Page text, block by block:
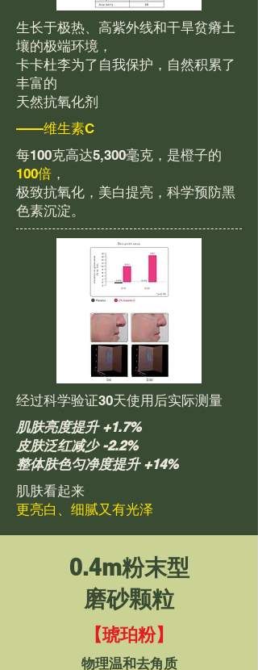
生长于极热、高紫外线和干旱贫瘠土
壤的极端环境，
卡卡杜李为了自我保护，自然积累了
丰富的
天然抗氧化剂
——维生素C
每100克高达5,300毫克， 是橙子的
100倍 ，
极致抗氧化，美白提亮， 科学预防黑
色素沉淀。
经过科学验证30天使用后实际测量
肌肤亮度提升 +1.7%
皮肤泛红减少 -2.2%
整体肤色匀净度提升 +14%
肌肤看起来
更亮白、细腻又有光泽
0.4m粉末型
磨砂颗粒
【琥珀粉】
物理温和去角质